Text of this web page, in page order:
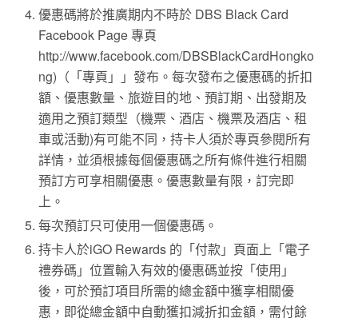
優惠碼將於推廣期内不時於 DBS Black Card
Facebook Page 專頁
http://www.facebook.com/DBSBlackCardHongko
ng)（「專頁」」發布。每次發布之優惠碼的折扣
額、優惠數量、旅遊目的地、預訂期、出發期及
適用之預訂類型（機票、酒店、機票及酒店、租
車或活動)有可能不同，持卡人須於專頁參閱所有
詳情，並須根據每個優惠碼之所有條件進行相關
預訂方可享相關優惠。優惠數量有限，訂完即
上。
每次預訂只可使用一個優惠碼。
持卡人於iGO Rewards 的「付款」頁面上「電子
禮券碼」位置輸入有效的優惠碼並按「使用」
後，可於預訂項目所需的總金額中獲享相關優
惠，即從總金額中自動獲扣減折扣金額，需付餘